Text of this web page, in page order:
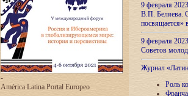
-
América Latina Portal Europeo
9 февраля
В.П. Беляева.
посвящается»
9 февраля
Советов
Журнал
Роль